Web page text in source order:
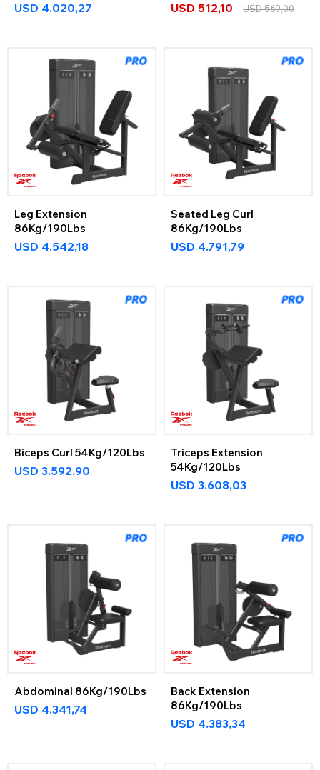
USD 4.020,27 USD 512,10 USD569,00
Leg Extension
86Kg/190Lbs
USD 4.542,18
Seated Leg Curl
86Kg/190Lbs
USD 4.791,79
Biceps Curl 54Kg/120Lbs
USD 3.592,90
Triceps Extension
54Kg/120Lbs
USD 3.608,03
Abdominal 86Kg/190Lbs
USD 4.341,74
Back Extension
86Kg/190Lbs
USD 4.383,34